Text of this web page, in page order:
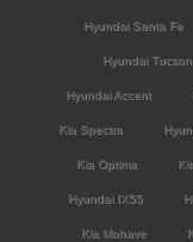
Hyundai Santa Fe
Hyundai Tucson
Hyundai Accent
Kia Spectra
Kia Optima
Hyundai IX55
Kia Mohave